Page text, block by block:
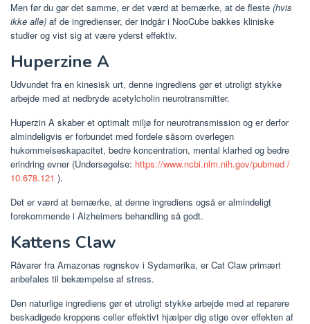
Men før du gør det samme, er det værd at bemærke, at de fleste (hvis
ikke alle) af de ingredienser, der indgår i NooCube bakkes kliniske
studier og vist sig at være yderst effektiv.
Huperzine A
Udvundet fra en kinesisk urt, denne ingrediens gør et utroligt stykke
arbejde med at nedbryde acetylcholin neurotransmitter.
Huperzin A skaber et optimalt miljø for neurotransmission og er derfor
almindeligvis er forbundet med fordele såsom overlegen
hukommelseskapacitet, bedre koncentration, mental klarhed og bedre
erindring evner (Undersøgelse: https://www.ncbi.nlm.nih.gov/pubmed /
10.678.121 ).
Det er værd at bemærke, at denne ingrediens også er almindeligt
forekommende i Alzheimers behandling så godt.
Kattens Claw
Råvarer fra Amazonas regnskov i Sydamerika, er Cat Claw primært
anbefales til bekæmpelse af stress.
Den naturlige ingrediens gør et utroligt stykke arbejde med at reparere
beskadigede kroppens celler effektivt hjælper dig stige over effekten af ​​